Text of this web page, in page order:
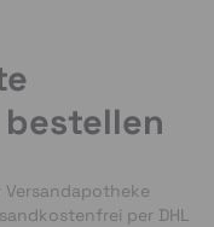
per DHL